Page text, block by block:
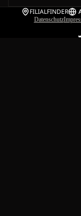
FILIALFINDER
Datenschutz